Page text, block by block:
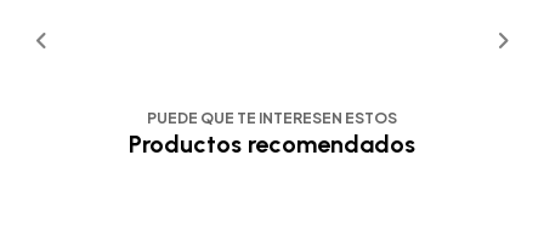
PUEDE QUE TE INTERESEN ESTOS
Productos recomendados